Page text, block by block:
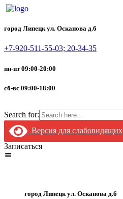
город Липецк ул. Осканова д.6
+7-920-511-55-03; 20-34-35
пн-пт 09:00-20:00
сб-вс 09:00-18:00
Search for:
Версия для слабовидящих
Записаться
город Липецк ул. Осканова д.6